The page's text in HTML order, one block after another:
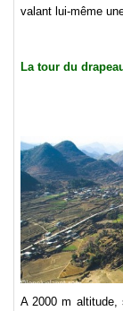
valant lui-même
La tour du
A 2000 m altitude,